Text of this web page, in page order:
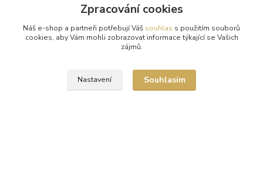
Obchodní podmínky
Ochrana osobních údajů
Kontakty
Podmínky vrácení zboží
Zpracování cookies
Náš e-shop a partneři potřebují Váš souhlas s použitím souborů
cookies, aby Vám mohli zobrazovat informace týkající se Vašich
zájmů.
Nastavení Souhlasím